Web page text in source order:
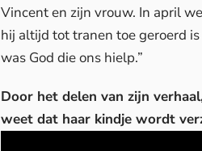
Vincent en zijn vrouw. In april
hij altijd tot tranen toe geroerd
was God die ons hielp.”
Door het delen van zijn
weet dat haar kindje wordt